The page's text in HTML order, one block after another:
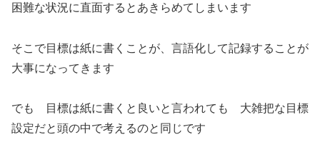
困難な状況に直面するとあきらめてしまいます
そこで目標は紙に書くことが、言語化して記録することが
大事になってきます
でも 目標は紙に書くと良いと言われても 大雑把な目標
設定だと頭の中で考えるのと同じです